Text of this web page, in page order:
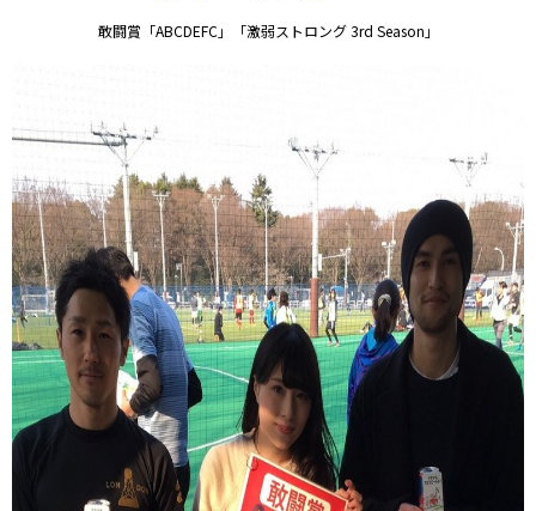
敢闘賞「ABCDEFC」「激弱ストロング 3rd Season」